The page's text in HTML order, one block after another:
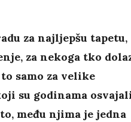
za najljepšu tapetu,
za nekoga tko
samo za velike
su godinama
među njima je jedna